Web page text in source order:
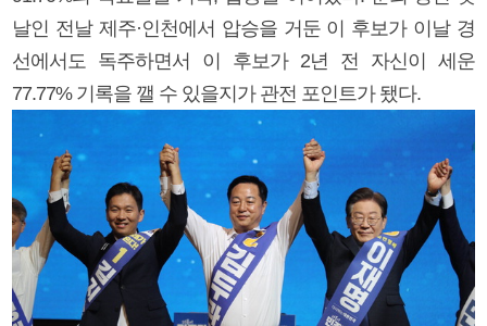
날인 전날 제주·인천에서 압승을 거둔 이 후보가 이날 경
선에서도 독주하면서 이 후보가 2년 전 자신이 세운
77.77% 기록을 깰 수 있을지가 관전 포인트가 됐다.